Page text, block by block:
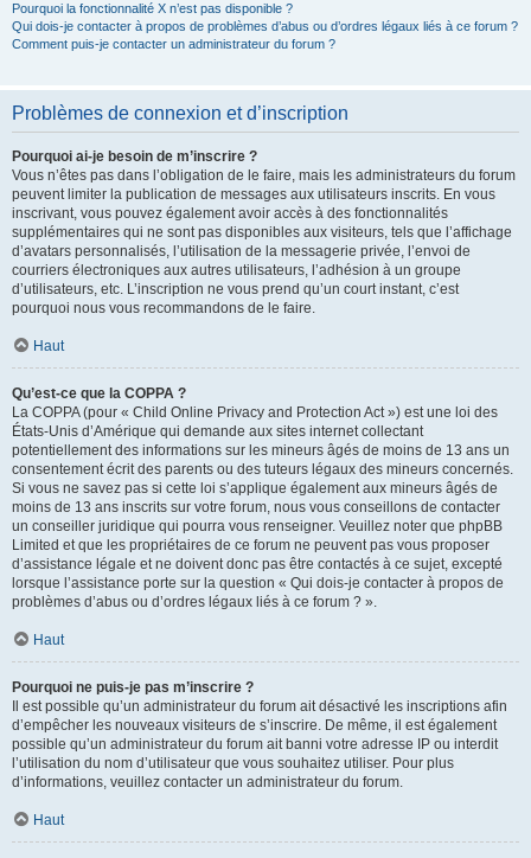
Pourquoi la fonctionnalité X n’est pas disponible ?
Qui dois-je contacter à propos de problèmes d’abus ou d’ordres légaux liés à ce forum ?
Comment puis-je contacter un administrateur du forum ?
Problèmes de connexion et d’inscription
Pourquoi ai-je besoin de m’inscrire ?
Vous n’êtes pas dans l’obligation de le faire, mais les administrateurs du forum
peuvent limiter la publication de messages aux utilisateurs inscrits. En vous
inscrivant, vous pouvez également avoir accès à des fonctionnalités
supplémentaires qui ne sont pas disponibles aux visiteurs, tels que l’affichage
d’avatars personnalisés, l’utilisation de la messagerie privée, l’envoi de
courriers électroniques aux autres utilisateurs, l’adhésion à un groupe
d’utilisateurs, etc. L’inscription ne vous prend qu’un court instant, c’est
pourquoi nous vous recommandons de le faire.
Haut
Qu’est-ce que la COPPA ?
La COPPA (pour « Child Online Privacy and Protection Act ») est une loi des
États-Unis d’Amérique qui demande aux sites internet collectant
potentiellement des informations sur les mineurs âgés de moins de 13 ans un
consentement écrit des parents ou des tuteurs légaux des mineurs concernés.
Si vous ne savez pas si cette loi s’applique également aux mineurs âgés de
moins de 13 ans inscrits sur votre forum, nous vous conseillons de contacter
un conseiller juridique qui pourra vous renseigner. Veuillez noter que phpBB
Limited et que les propriétaires de ce forum ne peuvent pas vous proposer
d’assistance légale et ne doivent donc pas être contactés à ce sujet, excepté
lorsque l’assistance porte sur la question « Qui dois-je contacter à propos de
problèmes d’abus ou d’ordres légaux liés à ce forum ? ».
Haut
Pourquoi ne puis-je pas m’inscrire ?
Il est possible qu’un administrateur du forum ait désactivé les inscriptions afin
d’empêcher les nouveaux visiteurs de s’inscrire. De même, il est également
possible qu’un administrateur du forum ait banni votre adresse IP ou interdit
l’utilisation du nom d’utilisateur que vous souhaitez utiliser. Pour plus
d’informations, veuillez contacter un administrateur du forum.
Haut